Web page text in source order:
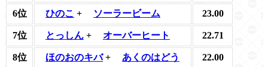
6位 ひのこ + ソーラービーム 23.00
7位 とっしん + オーバーヒート 22.71
8位 ほのおのキバ+ あくのはどう 22.00